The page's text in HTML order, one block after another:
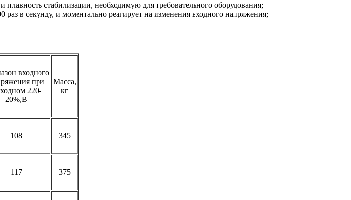
стабилизации, необходимую для требовательного оборудования;
раз в секунду, и моментально реагирует на изменения входного напряжения;
входного
при
220-
20%,В
Масса,
кг
108 345
117 375